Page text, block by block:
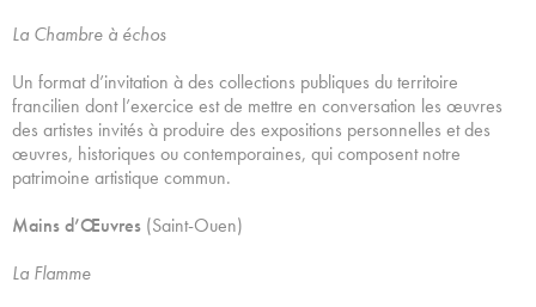
La Chambre à échos
Un format d’invitation à des collections publiques du territoire
francilien dont l’exercice est de mettre en conversation les œuvres
des artistes invités à produire des expositions personnelles et des
œuvres, historiques ou contemporaines, qui composent notre
patrimoine artistique commun.
Mains d’Œuvres (Saint-Ouen)
La Flamme